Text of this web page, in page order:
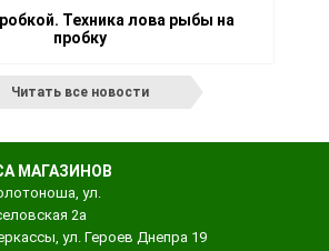
Техника лова рыбы на
пробку
Читать все новости
МАГАЗИНОВ
ул.
2а
ул. Героев Днепра 19